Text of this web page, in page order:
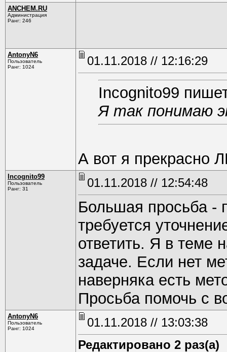
ANCHEM.RU
Администрация
Ранг: 246
AntonyN6
Пользователь
Ранг: 1024
01.11.2018 // 12:16:29
Incognito99
Я так понимаю
А вот я
Incognito99
Пользователь
Ранг: 31
01.11.2018 // 12:54:48
Большая просьба -
требуется
ответить. Я в теме
задаче. Если нет
наверняка есть
Просьба помочь с
AntonyN6
Пользователь
Ранг: 1024
01.11.2018 // 13:03:38
Редактировано 2 раз(а)